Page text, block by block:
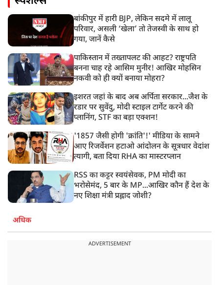
बांकीपुर में हारी BJP, लेकिन सदमे में लालू
परिवार, असली ‘खेला’ तो तेजस्वी के साथ हो
गया, जानें कैसे
पाकिस्तान में तख्तापलट की आहट? राष्ट्रपति
बनना चाह रहे आसिम मुनीर! आखिर मोहसिन
नकवी को ही क्यों बनाया मोहरा?
इशरत जहां के बाद अब अर्पिता सरकार...जैश के
रडार पर सुवेंदु, मोदी स्टाइल टार्गेट करने की
प्लानिंग, STF का बड़ा एक्शन!
'1857 जैसी होगी 'क्रांति'!' मीडिया के सामने
आए रिजर्वेशन हटाओ आंदोलन के सूत्रधार वेदांश
त्यागी, बता दिया RHA का मास्टरप्लान
RSS का कट्टर स्वयंसेवक, PM मोदी का
भरोसेमंद, 5 बार के MP...आखिर कौन हैं देश के
नए शिक्षा मंत्री प्रह्लाद जोशी?
अधिक
ADVERTISEMENT